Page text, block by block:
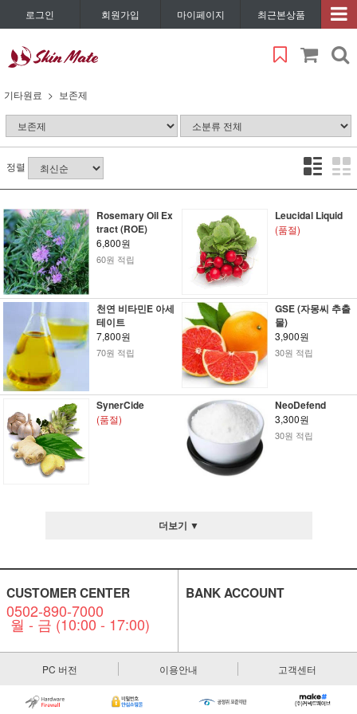
로그인 회원가입 마이페이지 최근본상품
기타원료 보존제
정렬
Rosemary Oil Ex
tract (ROE)
6,800원
60원 적립
Leucidal Liquid
(품절)
천연 비타민E 아세
테이트
7,800원
70원 적립
GSE (자몽씨 추출
물)
3,900원
30원 적립
SynerCide
(품절)
NeoDefend
3,300원
30원 적립
더보기 ▼
CUSTOMER CENTER
0502-890-7000
월 - 금 (10:00 - 17:00)
BANK ACCOUNT
PC 버전 이용안내 고객센터